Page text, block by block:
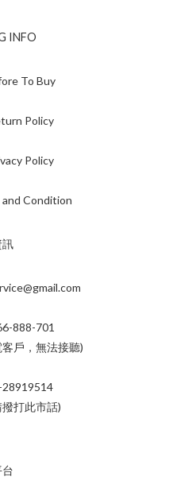
INFO
To Buy
Policy
Policy
Condition
訊
888-701
戶，無法接聽)
打此市話)